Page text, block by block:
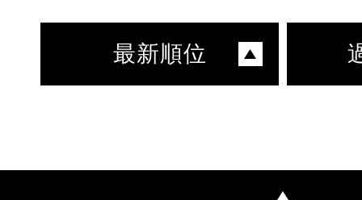
最新順位